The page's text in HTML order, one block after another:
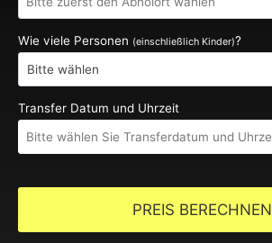
Wie viele Personen (einschließlich Kinder)?
Transfer Datum und Uhrzeit
PREIS BERECHNEN